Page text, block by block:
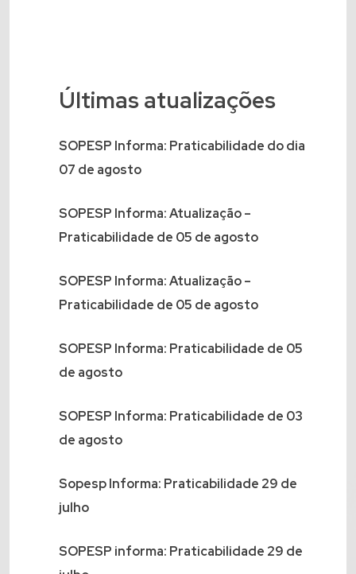
Últimas atualizações
SOPESP Informa: Praticabilidade do dia
07 de agosto
SOPESP Informa: Atualização –
Praticabilidade de 05 de agosto
SOPESP Informa: Atualização –
Praticabilidade de 05 de agosto
SOPESP Informa: Praticabilidade de 05
de agosto
SOPESP Informa: Praticabilidade de 03
de agosto
Sopesp Informa: Praticabilidade 29 de
julho
SOPESP informa: Praticabilidade 29 de